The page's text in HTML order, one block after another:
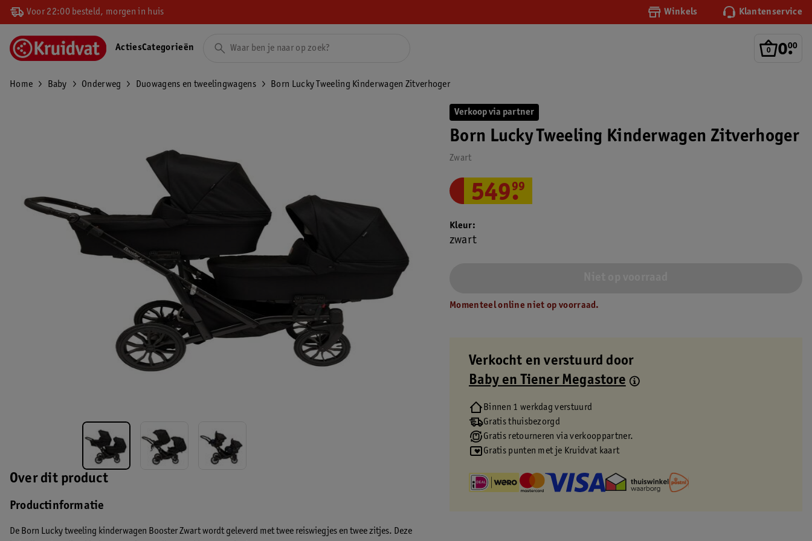
Voor 22:00 besteld, morgen in huis Winkels Klantenservice
0.
00
ActiesCategorieën
Home Baby Onderweg Duowagens en tweelingwagens Born Lucky Tweeling Kinderwagen Zitverhoger
Over dit product
Productinformatie
De Born Lucky tweeling kinderwagen Booster Zwart wordt geleverd met twee reiswiegjes en twee zitjes. Deze
Verkoop via partner
Born Lucky Tweeling Kinderwagen Zitverhoger
Zwart
549.
99
Kleur
zwart
Momenteel online niet op voorraad.
Verkocht en verstuurd door
Baby en Tiener Megastore
Binnen 1 werkdag verstuurd
Gratis thuisbezorgd
Gratis retourneren via verkooppartner.
Gratis punten met je Kruidvat kaart